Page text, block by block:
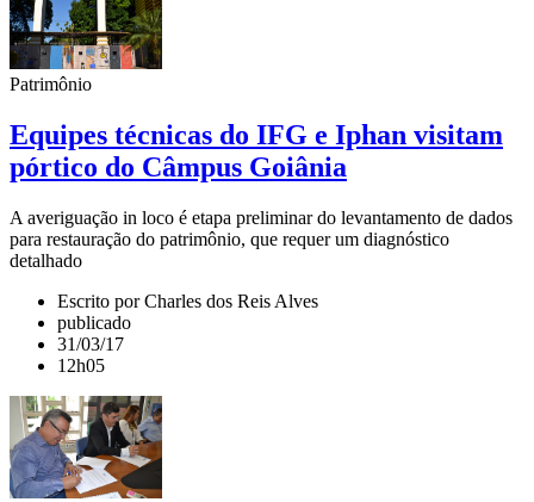
Patrimônio
Equipes técnicas do IFG e Iphan visitam
pórtico do Câmpus Goiânia
A averiguação in loco é etapa preliminar do levantamento de dados
para restauração do patrimônio, que requer um diagnóstico
detalhado
Escrito por Charles dos Reis Alves
publicado
31/03/17
12h05